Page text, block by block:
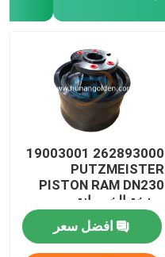
262893000 19003001
PUTZMEISTER
PISTON RAM DN230
مضخة الخرسانة
افضل سعر